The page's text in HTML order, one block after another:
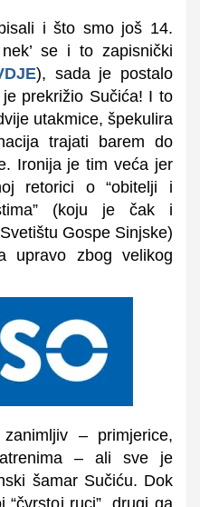
išto smo još 14.
se i to zapisnički
), sada je postalo
je prekrižio Sučića! I to
utakmice, špekulira
trajati barem do
Ironija je tim veća jer
retorici o “obitelji i
(koju je čak i
Gospe Sinjske)
upravo zbog velikog
– primjerice,
– ali sve je
šamar Sučiću. Dok
“čvrstoj ruci”, drugi ga